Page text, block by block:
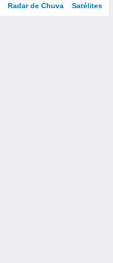
Radar de Chuva Satélites